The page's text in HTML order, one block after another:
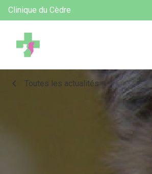
Clinique du Cèdre
chevron_left Toutes les actualités